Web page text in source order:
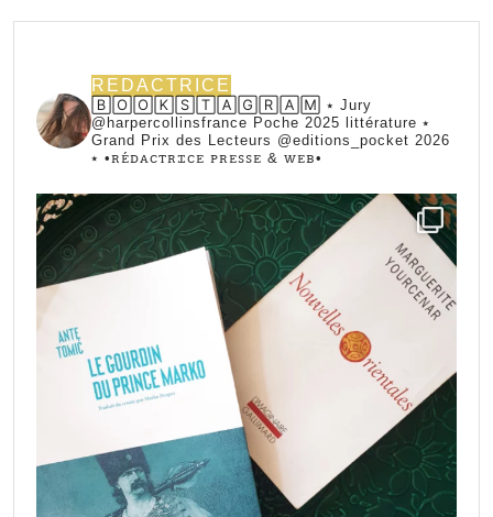
REDACTRICE
🄱🄾🄾🄺🅂🅃🄰🄶🅁🄰🄼 ⭑ Jury
@harpercollinsfrance Poche 2025 littérature ⭑
Grand Prix des Lecteurs @editions_pocket 2026
⭑ •ꭱꭼ́ꭰꭺꮯꭲꭱꮖꮯꭼ ꮲꭱꭼꮪꮪꭼ & ꮃꭼᏼ•